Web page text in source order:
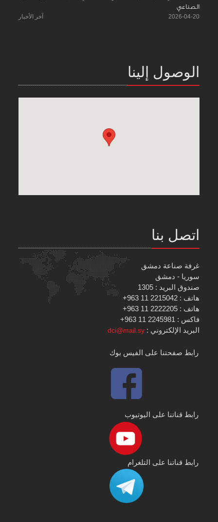
الصناعي
2026-04-20 آخر الأخبار
الوصول إلينا
اتصل بنا
غرفة صناعة دمشق
سوريا - دمشق
صندوق البريد : 1305
هاتف : 2215042 11 963+
هاتف : 2222205 11 963+
فاكس : 2245981 11 963+
البريد الإلكتروني :dci@mail.sy
رابط صفحتنا على الفيس بوك
رابط قناتنا على اليوتيوب
رابط قناتنا على التلغرام